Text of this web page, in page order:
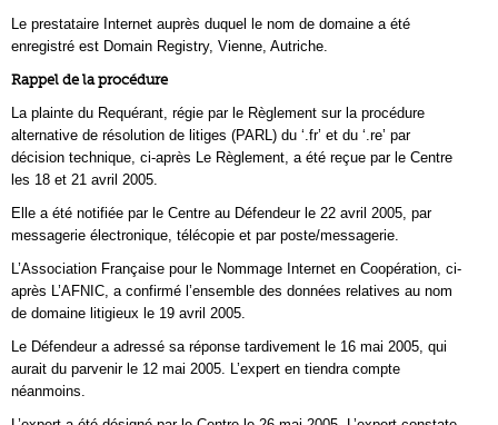
Le prestataire Internet auprès duquel le nom de domaine a été
enregistré est Domain Registry, Vienne, Autriche.
Rappel de la procédure
La plainte du Requérant, régie par le Règlement sur la procédure
alternative de résolution de litiges (PARL) du ‘.fr’ et du ‘.re’ par
décision technique, ci-après Le Règlement, a été reçue par le Centre
les 18 et 21 avril 2005.
Elle a été notifiée par le Centre au Défendeur le 22 avril 2005, par
messagerie électronique, télécopie et par poste/messagerie.
L’Association Française pour le Nommage Internet en Coopération, ci-
après L’AFNIC, a confirmé l’ensemble des données relatives au nom
de domaine litigieux le 19 avril 2005.
Le Défendeur a adressé sa réponse tardivement le 16 mai 2005, qui
aurait du parvenir le 12 mai 2005. L’expert en tiendra compte
néanmoins.